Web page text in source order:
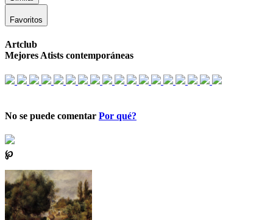
Favoritos
Artclub
Mejores Atists contemporáneas
No se puede comentar Por qué?
℘